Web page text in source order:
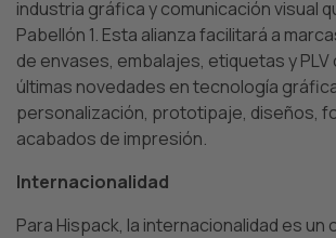
industria gráfica y comunicación visual
Pabellón 1. Esta alianza facilitará a
de envases, embalajes, etiquetas y
últimas novedades en tecnología
personalización, prototipaje, diseños,
acabados de impresión.
Internacionalidad
Para Hispack, la internacionalidad es un